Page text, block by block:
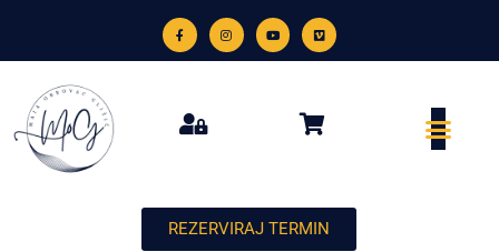
REZERVIRAJ TERMIN